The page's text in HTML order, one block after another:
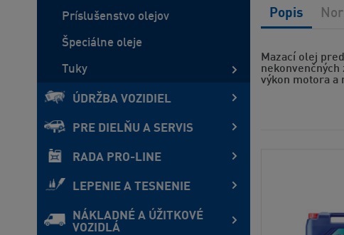
Príslušenstvo olejov
Špeciálne oleje
Tuky
ÚDRŽBA VOZIDIEL
PRE DIELŇU A SERVIS
RADA PRO-LINE
LEPENIE A TESNENIE
NÁKLADNÉ A ÚŽITKOVÉ
VOZIDLÁ
Mazací olej
výkon motora a
Popis